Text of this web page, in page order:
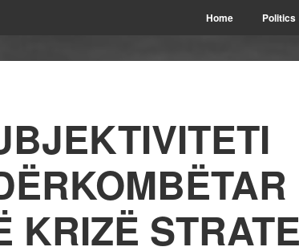
Home Politics
KRIZË